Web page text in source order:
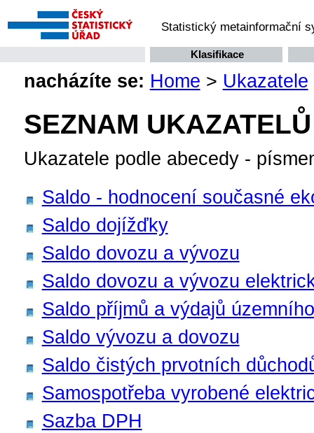
Statistický metainformační
Klasifikace
nacházíte se: Home > Ukazatele
SEZNAM UKAZATELŮ
Ukazatele podle abecedy -
Saldo - hodnocení současné
Saldo dojížďky
Saldo dovozu a vývozu
Saldo dovozu a vývozu
Saldo příjmů a výdajů
Saldo vývozu a dovozu
Saldo čistých prvotních
Samospotřeba vyrobené
Sazba DPH